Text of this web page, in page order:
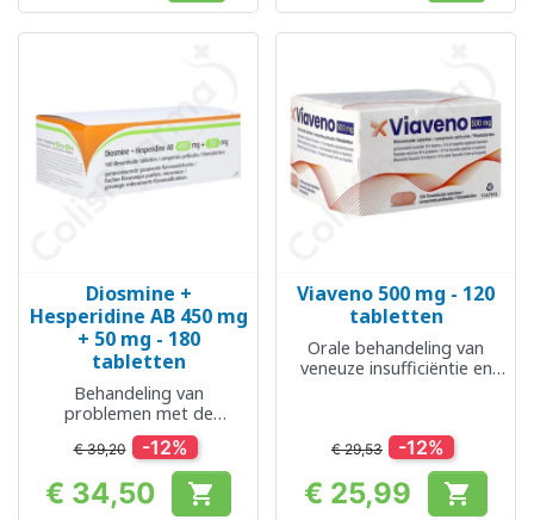
Diosmine +
Hesperidine AB 450 mg
+ 50 mg - 180
tabletten
Behandeling van
problemen met de
bloedsomloop en
aambeien
€ 39,20 -12%
Prijs
€ 34,50 
Viaveno 500 mg - 120
tabletten
Orale behandeling van
veneuze insufficiëntie en
€ 29,53 -12%
Prijs
€ 25,99 